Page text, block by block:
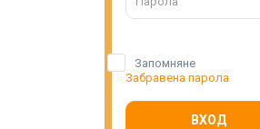
Запомняне
Забравена парола
ВХОД